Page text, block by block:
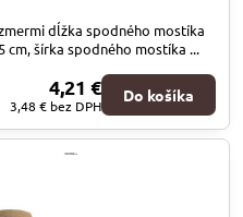
dĺžka spodného mostíka
cm, šírka spodného mostíka ...
4,21 €
3,48 € bez DPH
Do košíka